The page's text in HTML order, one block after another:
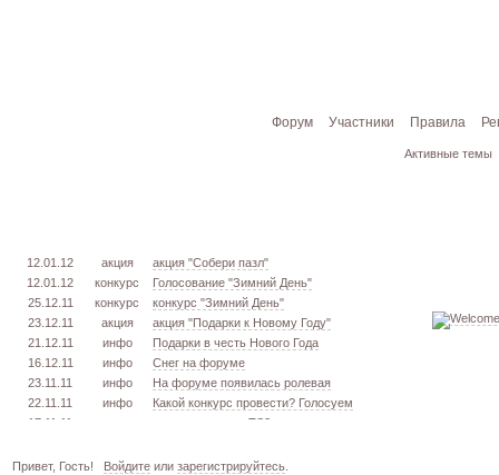
Форум Участники Правила
Активные темы
12.01.12 акция
акция "Собери пазл"
12.01.12
конкурс
Голосование "Зимний День"
25.12.11
конкурс
конкурс "Зимний День"
23.12.11
акция
акция "Подарки к Новому Году"
21.12.11
инфо
Подарки в честь Нового Года
16.12.11
инфо
Снег на форуме
23.11.11
инфо
На форуме появилась ролевая
22.11.11
инфо
Какой конкурс провести? Голосуем
17.11.11
извлекаем меш. TS3
15.11.11
урок
создаём свою обувь! TS3
Привет, Гость! Войдитеили зарегистрируйтесь.